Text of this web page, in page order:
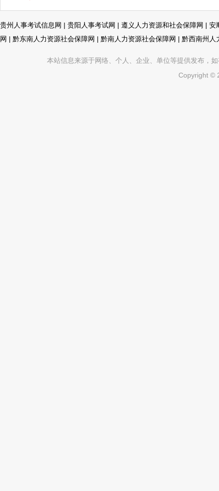
贵州人事考试信息网 | 贵阳人事考试网 | 遵义人力资源和社会保障网 | 安
网 | 黔东南人力资源社会保障网 | 黔南人力资源社会保障网 | 黔西南州人
本站信息来源于网络、个人、企业、单位等提供发布，
Copyright ©